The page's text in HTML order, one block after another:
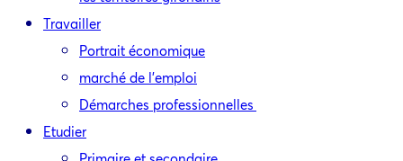
Travailler
Portrait économique
marché de l’emploi
Démarches professionnelles
Etudier